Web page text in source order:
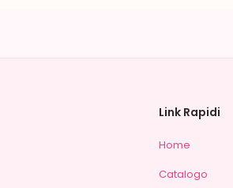
Link Rapidi
Home
Catalogo